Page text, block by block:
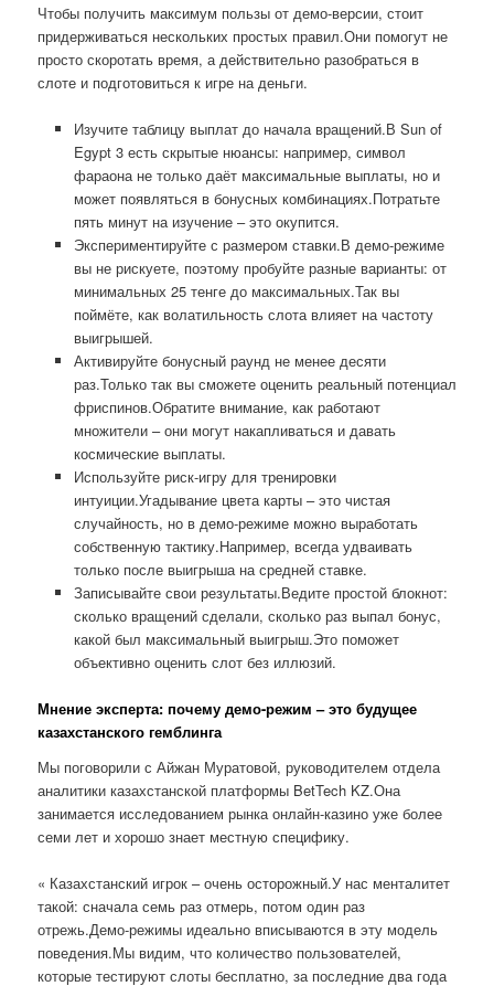
Чтобы получить максимум пользы от демо-версии, стоит
придерживаться нескольких простых правил.Они помогут не
просто скоротать время, а действительно разобраться в
слоте и подготовиться к игре на деньги.
Изучите таблицу выплат до начала вращений.В Sun of
Egypt 3 есть скрытые нюансы: например, символ
фараона не только даёт максимальные выплаты, но и
может появляться в бонусных комбинациях.Потратьте
пять минут на изучение – это окупится.
Экспериментируйте с размером ставки.В демо-режиме
вы не рискуете, поэтому пробуйте разные варианты: от
минимальных 25 тенге до максимальных.Так вы
поймёте, как волатильность слота влияет на частоту
выигрышей.
Активируйте бонусный раунд не менее десяти
раз.Только так вы сможете оценить реальный потенциал
фриспинов.Обратите внимание, как работают
множители – они могут накапливаться и давать
космические выплаты.
Используйте риск-игру для тренировки
интуиции.Угадывание цвета карты – это чистая
случайность, но в демо-режиме можно выработать
собственную тактику.Например, всегда удваивать
только после выигрыша на средней ставке.
Записывайте свои результаты.Ведите простой блокнот:
сколько вращений сделали, сколько раз выпал бонус,
какой был максимальный выигрыш.Это поможет
объективно оценить слот без иллюзий.
Мнение эксперта: почему демо-режим – это будущее
казахстанского гемблинга
Мы поговорили с Айжан Муратовой, руководителем отдела
аналитики казахстанской платформы BetTech KZ.Она
занимается исследованием рынка онлайн-казино уже более
семи лет и хорошо знает местную специфику.
« Казахстанский игрок – очень осторожный.У нас менталитет
такой: сначала семь раз отмерь, потом один раз
отрежь.Демо-режимы идеально вписываются в эту модель
поведения.Мы видим, что количество пользователей,
которые тестируют слоты бесплатно, за последние два года